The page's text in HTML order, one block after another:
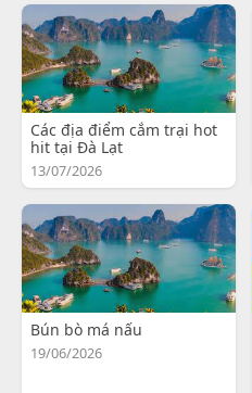
Các địa điểm cắm trại hot
hit tại Đà Lạt
13/07/2026
Bún bò má nấu
19/06/2026